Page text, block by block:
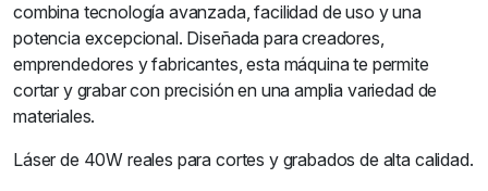
combina tecnología avanzada, facilidad de uso y una
potencia excepcional. Diseñada para creadores,
emprendedores y fabricantes, esta máquina te permite
cortar y grabar con precisión en una amplia variedad de
materiales.
Láser de 40W reales para cortes y grabados de alta calidad.